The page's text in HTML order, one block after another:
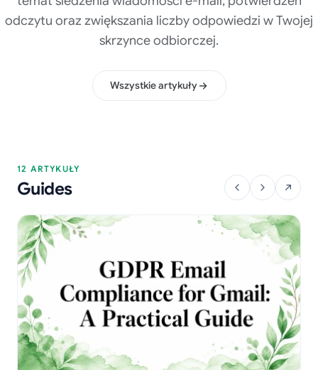
odczytu oraz zwiększania liczby odpowiedzi w Twojej
skrzynce odbiorczej.
Wszystkie artykuły
12 ARTYKUŁY
Guides